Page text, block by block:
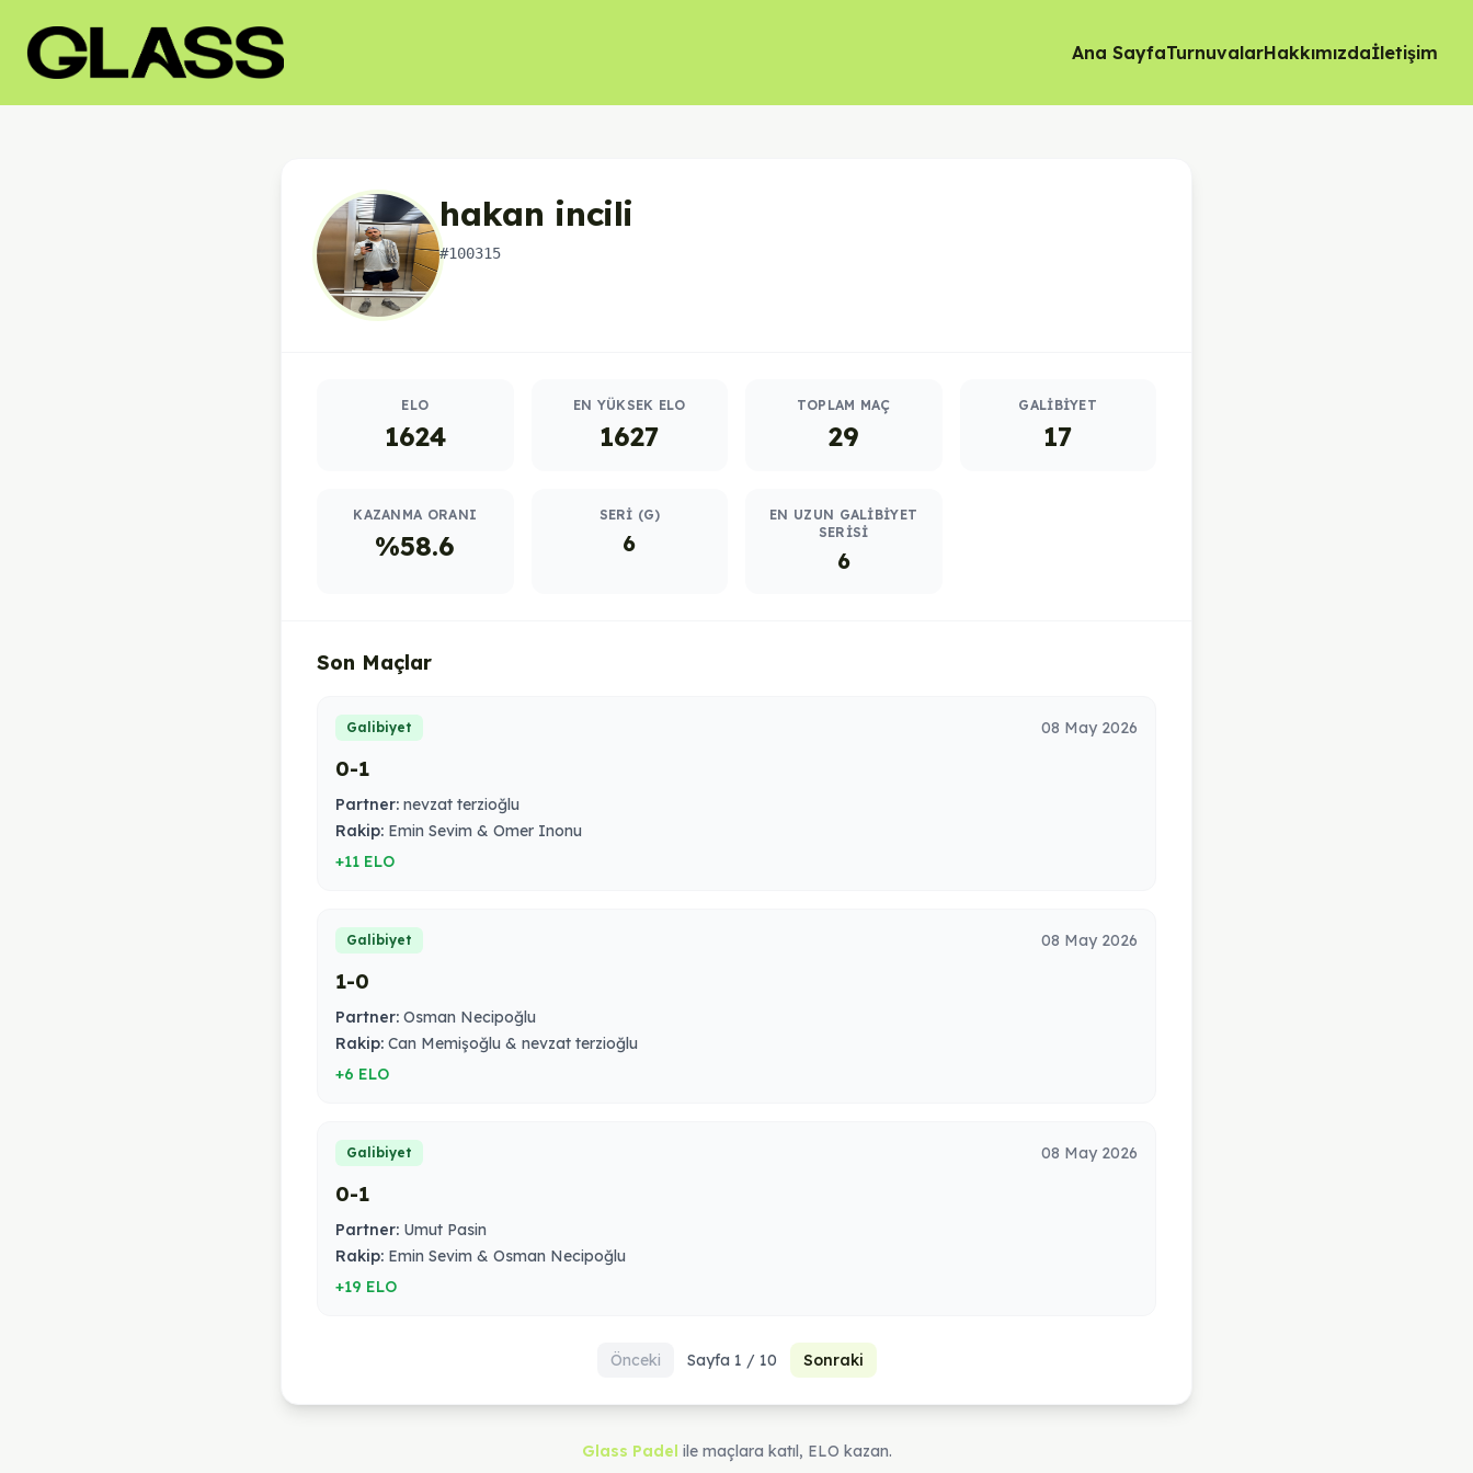
Ana SayfaTurnuvalarHakkımızdaİletişim
hakan incili
#100315
ELO
1624
EN YÜKSEK ELO
1627
TOPLAM MAÇ
29
GALIBIYET
17
KAZANMA ORANI
%58.6
SERI (G)
6
EN UZUN GALIBIYET
SERISI
6
Son Maçlar
Galibiyet 08 May 2026
0-1
Partner: nevzat terzioğlu
Rakip: Emin Sevim & Omer Inonu
+11 ELO
Galibiyet 08 May 2026
1-0
Partner: Osman Necipoğlu
Rakip: Can Memişoğlu & nevzat terzioğlu
+6 ELO
Galibiyet 08 May 2026
0-1
Partner: Umut Pasin
Rakip: Emin Sevim & Osman Necipoğlu
+19 ELO
Önceki Sayfa 1 / 10 Sonraki
Glass Padel ile maçlara katıl, ELO kazan.